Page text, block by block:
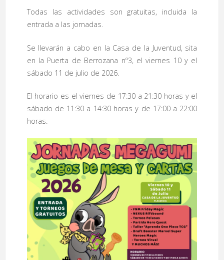
Todas las actividades son gratuitas, incluida la
entrada a las jornadas.
Se llevarán a cabo en la Casa de la Juventud, sita
en la Puerta de Berrozana nº3, el viernes 10 y el
sábado 11 de julio de 2026.
El horario es el viernes de 17:30 a 21:30 horas y el
sábado de 11:30 a 14:30 horas y de 17:00 a 22:00
horas.